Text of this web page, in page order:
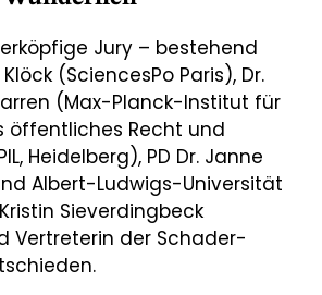
Jury – bestehend
(SciencesPo Paris), Dr.
(Max-Planck-Institut für
öffentliches Recht und
Heidelberg), PD Dr. Janne
Albert-Ludwigs-Universität
Sieverdingbeck
Vertreterin der Schader-